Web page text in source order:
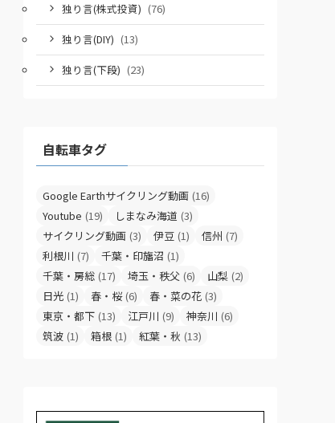
独り言(株式投資) (76)
独り言(DIY) (13)
独り言(下段) (23)
自転車タグ
Google Earthサイクリング動画 (16)
Youtube (19) しまなみ海道 (3)
サイクリング動画 (3) 伊豆 (1) 信州 (7)
利根川 (7) 千葉・印旛沼 (1)
千葉・房総 (17) 埼玉・秩父 (6) 山梨 (2)
日光 (1) 春・桜 (6) 春・菜の花 (3)
東京・都下 (13) 江戸川 (9) 神奈川 (6)
筑波 (1) 箱根 (1) 紅葉・秋 (13)